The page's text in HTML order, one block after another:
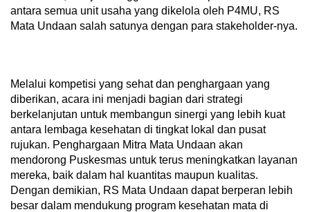
antara semua unit usaha yang dikelola oleh P4MU, RS
Mata Undaan salah satunya dengan para stakeholder-nya.
Melalui kompetisi yang sehat dan penghargaan yang
diberikan, acara ini menjadi bagian dari strategi
berkelanjutan untuk membangun sinergi yang lebih kuat
antara lembaga kesehatan di tingkat lokal dan pusat
rujukan. Penghargaan Mitra Mata Undaan akan
mendorong Puskesmas untuk terus meningkatkan layanan
mereka, baik dalam hal kuantitas maupun kualitas.
Dengan demikian, RS Mata Undaan dapat berperan lebih
besar dalam mendukung program kesehatan mata di